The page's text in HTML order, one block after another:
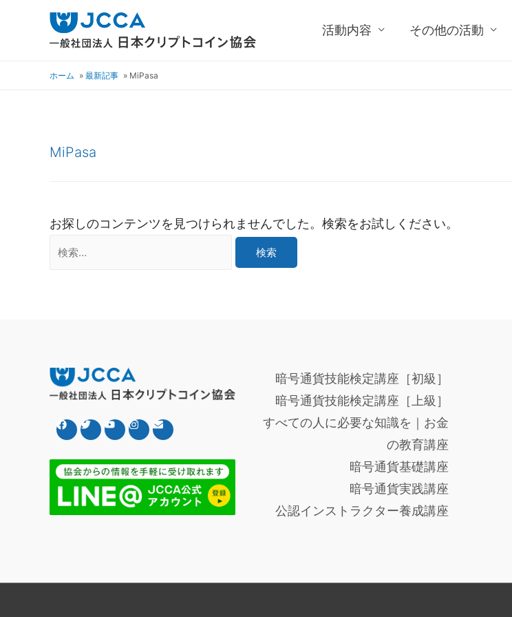
活動内容 その他の活動
ホーム 最新記事 MiPasa
MiPasa
お探しのコンテンツを見つけられませんでした。検索をお試しください。
暗号通貨技能検定講座［初級］
暗号通貨技能検定講座［上級］
すべての人に必要な知識を｜お金
の教育講座
暗号通貨基礎講座
暗号通貨実践講座
公認インストラクター養成講座